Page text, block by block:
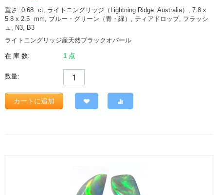
重さ: 0.68 ct, ライトニングリッジ（Lightning Ridge. Australia）, 7.8 x
5.8 x 2.5 mm, ブルー・グリーン（青・緑）, ティアドロップ, フラッシ
ュ, N3, B3
ライトニングリッジ産天然ブラックオパール
在 庫 数: 1 点
数量:
カートに追加